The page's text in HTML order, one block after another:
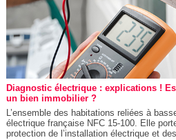
Diagnostic électrique : explications !
un bien immobilier ?
L’ensemble des habitations reliées à
électrique française NFC 15-100. Elle
protection de l’installation électrique et